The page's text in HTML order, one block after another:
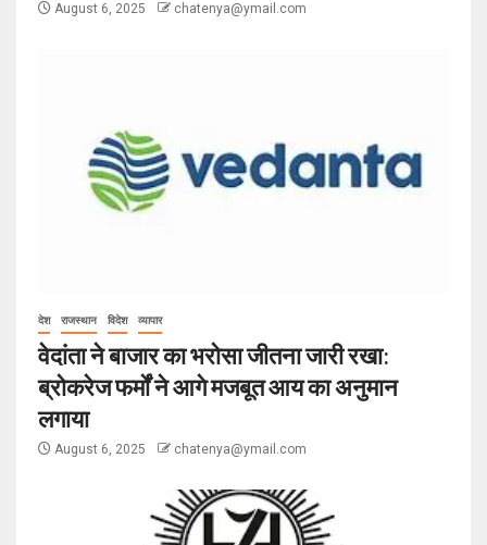
August 6, 2025 chatenya@ymail.com
देश राजस्थान विदेश व्यापार
वेदांता ने बाजार का भरोसा जीतना जारी रखा:
ब्रोकरेज फर्मों ने आगे मजबूत आय का अनुमान
लगाया
August 6, 2025 chatenya@ymail.com